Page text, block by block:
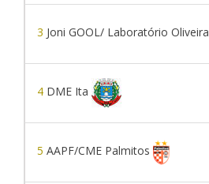
3 Joni GOOL/ Laboratório Oliveira
4 DME Ita
5 AAPF/CME Palmitos